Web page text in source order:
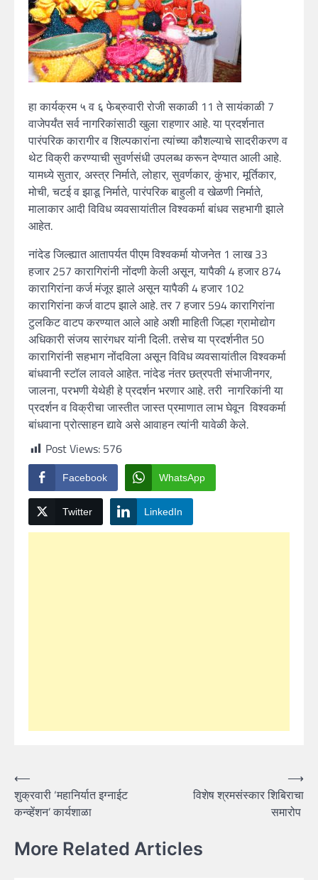
हा कार्यक्रम ५ व ६ फेब्रुवारी रोजी सकाळी 11 ते सायंकाळी 7
वाजेपर्यंत सर्व नागरिकांसाठी खुला राहणार आहे. या प्रदर्शनात
पारंपरिक कारागीर व शिल्पकारांना त्यांच्या कौशल्याचे सादरीकरण व
थेट विक्री करण्याची सुवर्णसंधी उपलब्ध करून देण्यात आली आहे.
यामध्ये सुतार, अस्त्र निर्माते, लोहार, सुवर्णकार, कुंभार, मूर्तिकार,
मोची, चटई व झाडू निर्माते, पारंपरिक बाहुली व खेळणी निर्माते,
मालाकार आदी विविध व्यवसायांतील विश्वकर्मा बांधव सहभागी झाले
आहेत.
नांदेड जिल्ह्यात आतापर्यत पीएम विश्वकर्मा योजनेत 1 लाख 33
हजार 257 कारागिरांनी नोंदणी केली असून, यापैकी 4 हजार 874
कारागिरांना कर्ज मंजूर झाले असून यापैकी 4 हजार 102
कारागिरांना कर्ज वाटप झाले आहे. तर 7 हजार 594 कारागिरांना
टुलकिट वाटप करण्यात आले आहे अशी माहिती जिल्हा ग्रामोद्योग
अधिकारी संजय सारंगधर यांनी दिली. तसेच या प्रदर्शनीत 50
कारागिरांनी सहभाग नोंदविला असून विविध व्यवसायांतील विश्वकर्मा
बांधवानी स्टॉल लावले आहेत. नांदेड नंतर छत्रपती संभाजीनगर,
जालना, परभणी येथेही हे प्रदर्शन भरणार आहे. तरी नागरिकांनी या
प्रदर्शन व विक्रीचा जास्तीत जास्त प्रमाणात लाभ घेवून विश्वकर्मा
बांधवाना प्रोत्साहन द्यावे असे आवाहन त्यांनी यावेळी केले.
Post Views: 576
Facebook WhatsApp
Twitter LinkedIn
Post
navigation
⟵
शुक्रवारी ‘महानिर्यात इग्नाईट
कन्व्हेंशन’ कार्यशाळा
विशेष श्रमसंस्कार शिबिराचा
समारोप
⟶
More Related Articles